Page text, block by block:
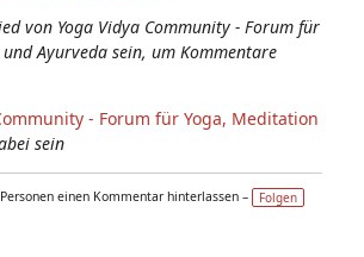
von Yoga Vidya Community - Forum für
Ayurveda sein, um Kommentare
- Forum für Yoga, Meditation
sein
einen Kommentar hinterlassen – Folgen